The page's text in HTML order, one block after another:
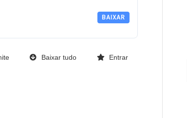
BAIXAR
Baixar tudo Entrar